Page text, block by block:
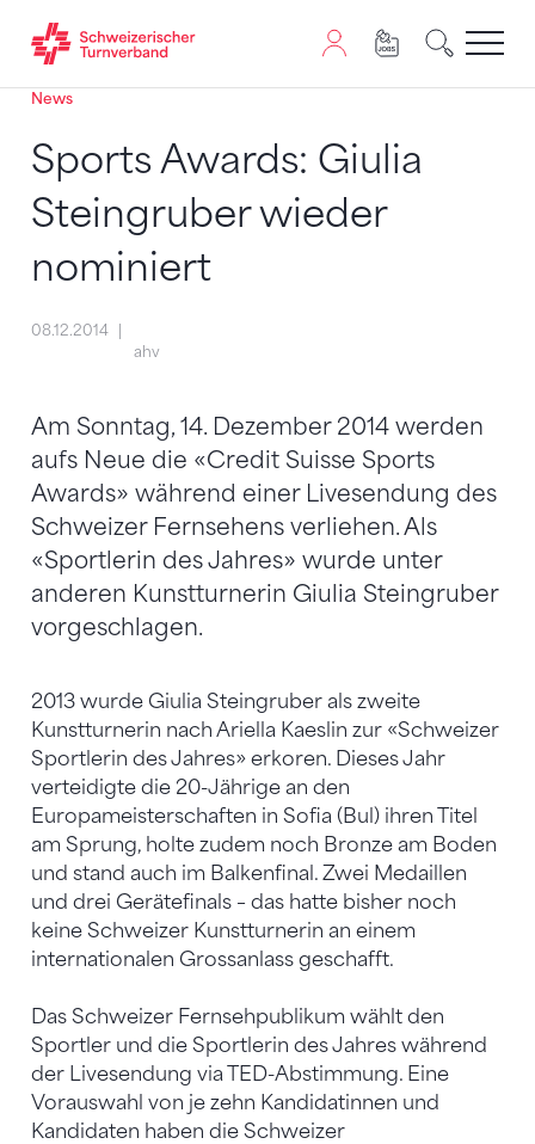
Zum Inhalt springen
Zur Sitemap navigieren
Zum Navigieren dieser Seite wird JavaScript benötigt.
News
Sports Awards: Giulia
Steingruber wieder
nominiert
08.12.2014
ahv
Am Sonntag, 14. Dezember 2014 werden
aufs Neue die «Credit Suisse Sports
Awards» während einer Livesendung des
Schweizer Fernsehens verliehen. Als
«Sportlerin des Jahres» wurde unter
anderen Kunstturnerin Giulia Steingruber
vorgeschlagen.
2013 wurde Giulia Steingruber als zweite
Kunstturnerin nach Ariella Kaeslin zur «Schweizer
Sportlerin des Jahres» erkoren. Dieses Jahr
verteidigte die 20-Jährige an den
Europameisterschaften in Sofia (Bul) ihren Titel
am Sprung, holte zudem noch Bronze am Boden
und stand auch im Balkenfinal. Zwei Medaillen
und drei Gerätefinals – das hatte bisher noch
keine Schweizer Kunstturnerin an einem
internationalen Grossanlass geschafft.
Das Schweizer Fernsehpublikum wählt den
Sportler und die Sportlerin des Jahres während
der Livesendung via TED-Abstimmung. Eine
Vorauswahl von je zehn Kandidatinnen und
Kandidaten haben die Schweizer